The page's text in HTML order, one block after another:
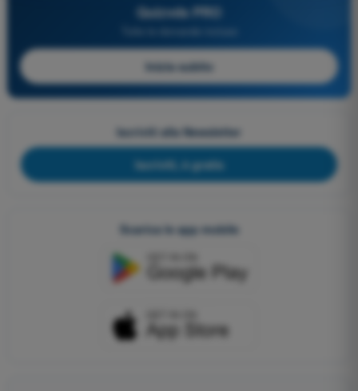
Quizvds PRO
Inizia subito
Iscriviti alla Newsletter
Iscriviti, è gratis
Scarica le app mobile